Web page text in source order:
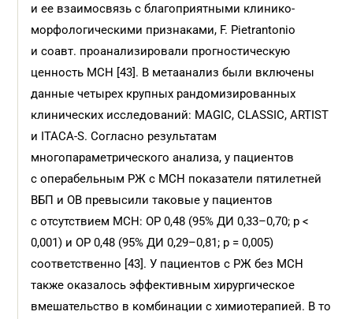
и ее взаимосвязь с благоприятными клинико-
морфологическими признаками, F. Pietrantonio
и соавт. проанализировали прогностическую
ценность МСН [43]. В метаанализ были включены
данные четырех крупных рандомизированных
клинических исследований: MAGIC, CLASSIC, ARTIST
и ITACA-S. Согласно результатам
многопараметрического анализа, у пациентов
с операбельным РЖ с МСН показатели пятилетней
ВБП и ОВ превысили таковые у пациентов
с отсутствием МСН: ОР 0,48 (95% ДИ 0,33–0,70; p <
0,001) и ОР 0,48 (95% ДИ 0,29–0,81; p = 0,005)
соответственно [43]. У пациентов с РЖ без МСН
также оказалось эффективным хирургическое
вмешательство в комбинации с химиотерапией. В то